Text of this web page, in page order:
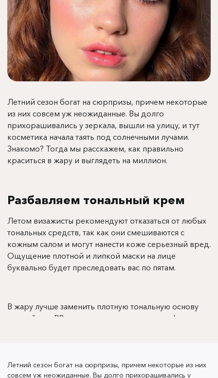
Летний сезон богат на сюрпризы, причем некоторые
из них совсем уж неожиданные. Вы долго
прихорашивались у зеркала, вышли на улицу, и тут
косметика начала таять под солнечными лучами.
Знакомо? Тогда мы расскажем, как правильно
краситься в жару и выглядеть на миллион.
Разбавляем тональный крем
Летом визажисты рекомендуют отказаться от любых
тональных средств, так как они смешиваются с
кожным салом и могут нанести коже серьезный вред.
Ощущение плотной и липкой маски на лице
буквально будет преследовать вас по пятам.
В жару лучше заменить плотную тональную основу
пудрой или BB-кремом с солнцезащитным фактором
Летний сезон богат на сюрпризы, причем некоторые из них
совсем уж неожиданные. Вы долго прихорашивались у